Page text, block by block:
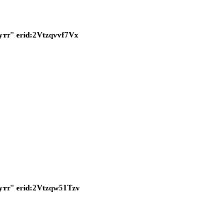
erid:2Vtzqvvf7Vx
erid:2Vtzqw51Tzv